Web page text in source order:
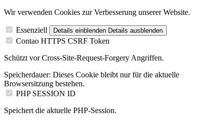
Wir verwenden Cookies zur Verbesserung unserer Website.
Essenziell Details einblenden Details ausblenden
Contao HTTPS CSRF Token
Schützt vor Cross-Site-Request-Forgery Angriffen.
Speicherdauer: Dieses Cookie bleibt nur für die aktuelle
Browsersitzung bestehen.
PHP SESSION ID
Speichert die aktuelle PHP-Session.